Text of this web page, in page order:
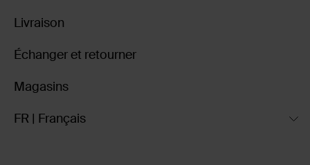
Livraison
Échanger et retourner
Magasins
FR | Français